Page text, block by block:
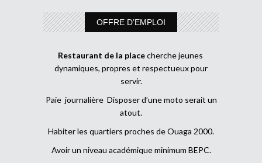
OFFRE D’EMPLOI
Restaurant de la placecherche jeunes
dynamiques, propres et respectueux pour
servir.
Paie journalière Disposer d’une moto serait un
atout.
Habiter les quartiers proches de Ouaga 2000.
Avoir un niveau académique minimum BEPC.